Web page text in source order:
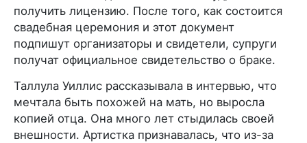
получить лицензию. После того, как состоится
свадебная церемония и этот документ
подпишут организаторы и свидетели, супруги
получат официальное свидетельство о браке.
Таллула Уиллис рассказывала в интервью, что
мечтала быть похожей на мать, но выросла
копией отца. Она много лет стыдилась своей
внешности. Артистка признавалась, что из-за